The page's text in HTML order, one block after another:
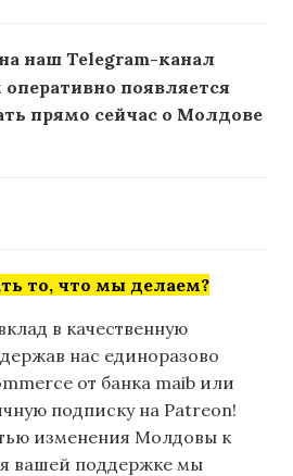
наш Telegram-канал
оперативно появляется
прямо сейчас о Молдове
то, что мы делаем?
в качественную
нас единоразово
от банка maib или
подписку на Patreon!
изменения Молдовы к
вашей поддержке мы